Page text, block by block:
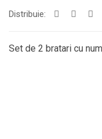
Distribuie:
Set de 2 bratari cu